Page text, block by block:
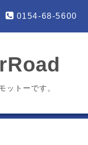
0154-68-5600
ットーです。